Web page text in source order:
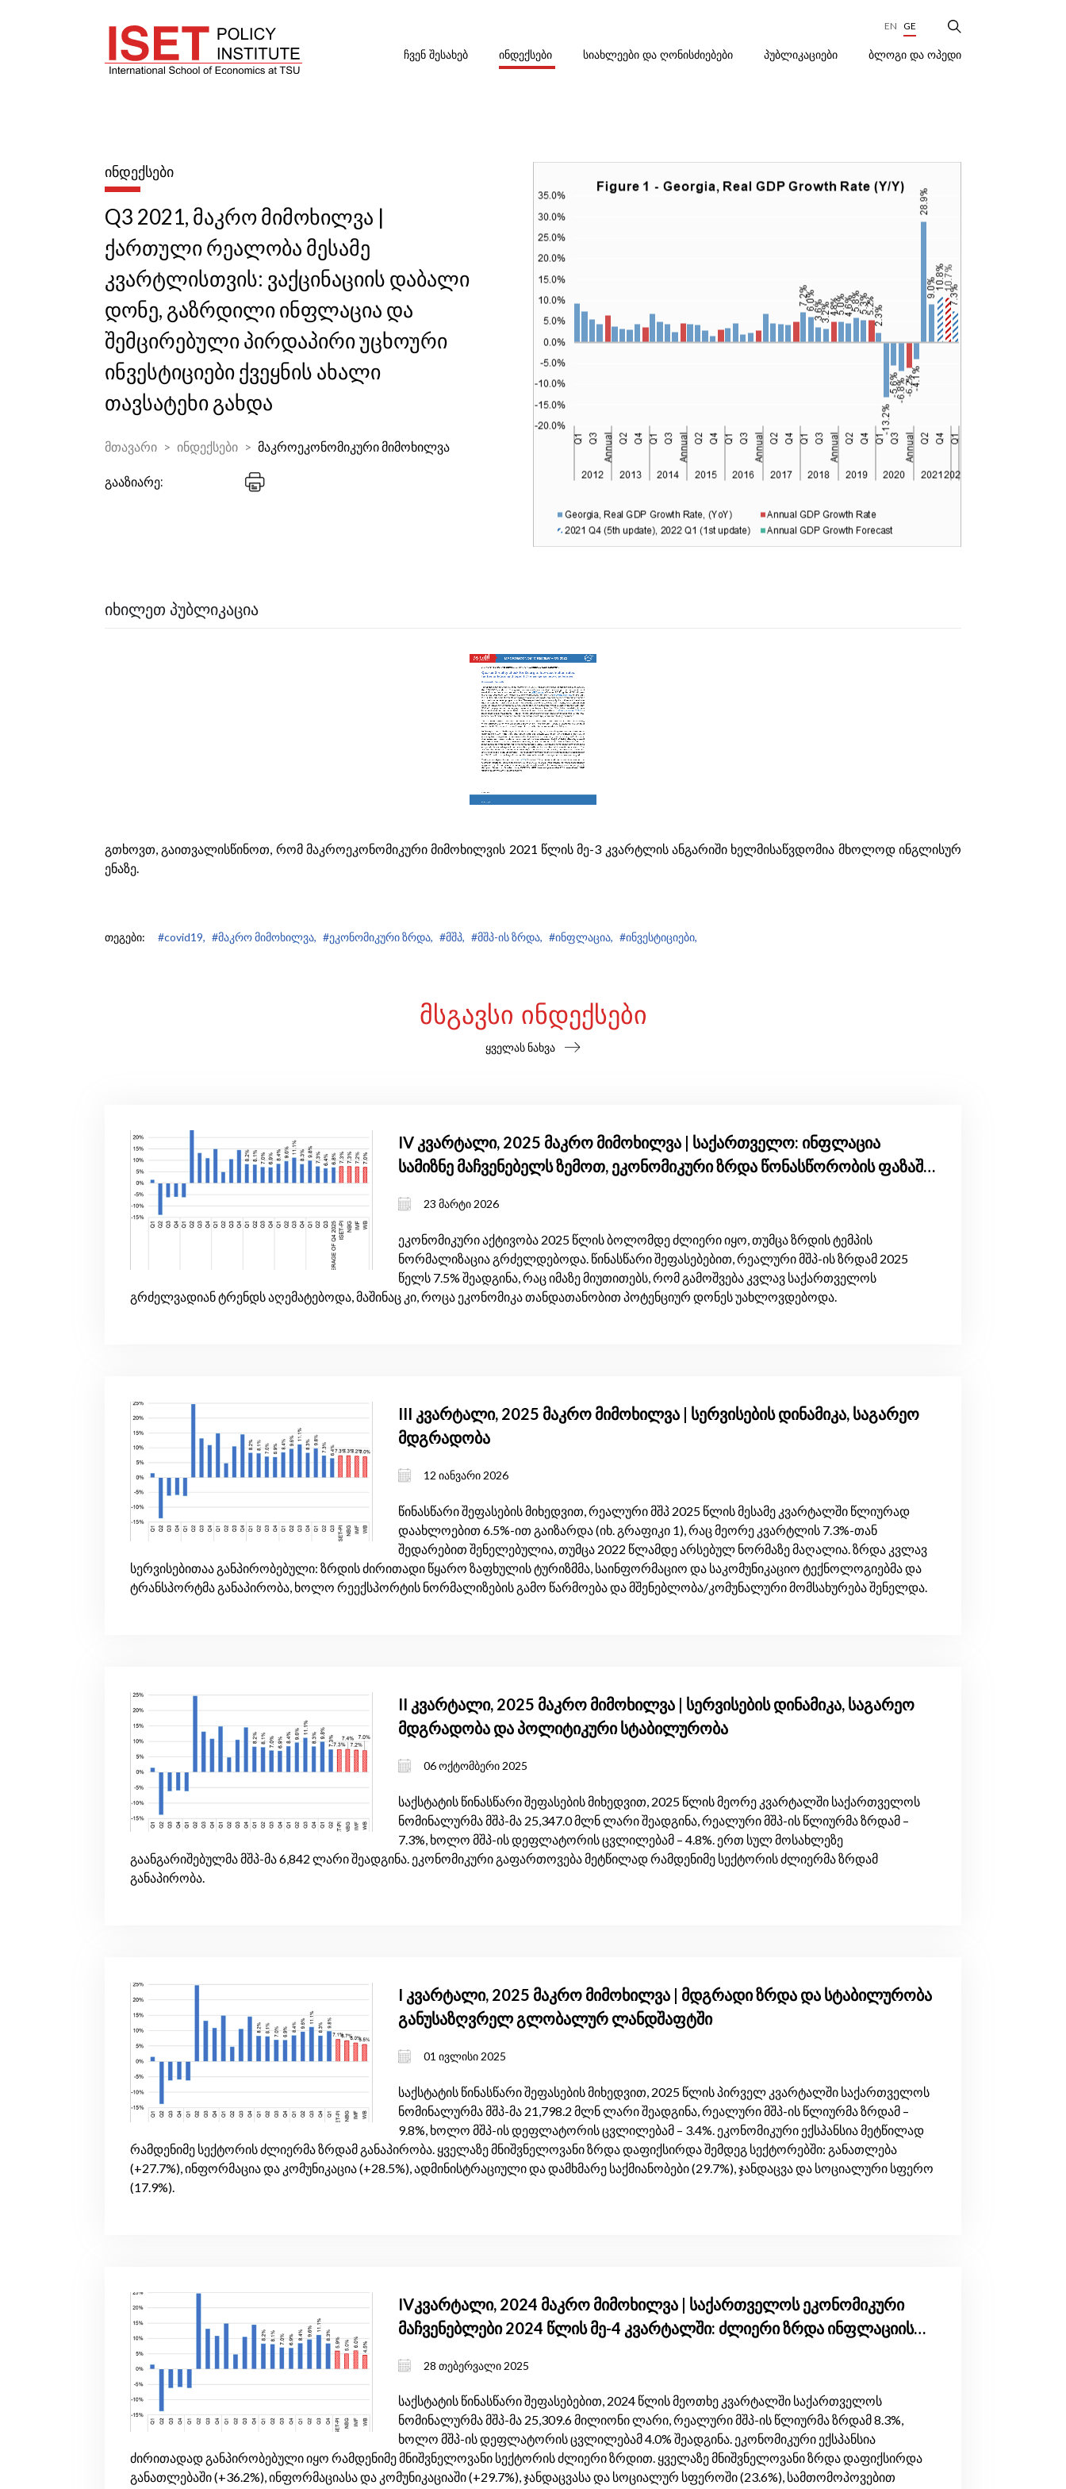
EN GE
ᲩᲕᲔᲜ ᲨᲔᲡᲐᲮᲔᲑ ᲘᲜᲓᲔᲥᲡᲔᲑᲘ ᲡᲘᲐᲮᲚᲔᲔᲑᲘ ᲓᲐ ᲦᲝᲜᲘᲡᲫᲘᲔᲑᲔᲑᲘ ᲞᲣᲑᲚᲘᲙᲐᲪᲘᲔᲑᲘ ᲑᲚᲝᲒᲘ ᲓᲐ ᲝᲞᲔᲓᲘ
ᲘᲜᲓᲔᲥᲡᲔᲑᲘ
Q3 2021, მაკრო მიმოხილვა |
ქართული რეალობა მესამე
კვარტლისთვის: ვაქცინაციის დაბალი
დონე, გაზრდილი ინფლაცია და
შემცირებული პირდაპირი უცხოური
ინვესტიციები ქვეყნის ახალი
თავსატეხი გახდა
მთავარი ინდექსები მაკროეკონომიკური მიმოხილვა
გააზიარე:
ᲘᲮᲘᲚᲔᲗ ᲞᲣᲑᲚᲘᲙᲐᲪᲘᲐ
გთხოვთ, გაითვალისწინოთ, რომ მაკროეკონომიკური მიმოხილვის 2021 წლის მე-3 კვარტლის ანგარიში ხელმისაწვდომია მხოლოდ ინგლისურ
ენაზე.
თეგები: #covid19, #მაკრო მიმოხილვა, #ეკონომიკური ზრდა, #მშპ, #მშპ-ის ზრდა, #ინფლაცია, #ინვესტიციები,
ᲛᲡᲒᲐᲕᲡᲘ ᲘᲜᲓᲔᲥᲡᲔᲑᲘ
ყველას ნახვა
IV კვარტალი, 2025 მაკრო მიმოხილვა | საქართველო: ინფლაცია
სამიზნე მაჩვენებელს ზემოთ, ეკონომიკური ზრდა წონასწორობის ფაზაში
23 მარტი 2026
ეკონომიკური აქტივობა 2025 წლის ბოლომდე ძლიერი იყო, თუმცა ზრდის ტემპის
ნორმალიზაცია გრძელდებოდა. წინასწარი შეფასებებით, რეალური მშპ-ის ზრდამ 2025
წელს 7.5% შეადგინა, რაც იმაზე მიუთითებს, რომ გამოშვება კვლავ საქართველოს
გრძელვადიან ტრენდს აღემატებოდა, მაშინაც კი, როცა ეკონომიკა თანდათანობით პოტენციურ დონეს უახლოვდებოდა.
III კვარტალი, 2025 მაკრო მიმოხილვა | სერვისების დინამიკა, საგარეო
მდგრადობა
12 იანვარი 2026
წინასწარი შეფასების მიხედვით, რეალური მშპ 2025 წლის მესამე კვარტალში წლიურად
დაახლოებით 6.5%-ით გაიზარდა (იხ. გრაფიკი 1), რაც მეორე კვარტლის 7.3%-თან
შედარებით შენელებულია, თუმცა 2022 წლამდე არსებულ ნორმაზე მაღალია. ზრდა კვლავ
სერვისებითაა განპირობებული: ზრდის ძირითადი წყარო ზაფხულის ტურიზმმა, საინფორმაციო და საკომუნიკაციო ტექნოლოგიებმა და
ტრანსპორტმა განაპირობა, ხოლო რეექსპორტის ნორმალიზების გამო წარმოება და მშენებლობა/კომუნალური მომსახურება შენელდა.
II კვარტალი, 2025 მაკრო მიმოხილვა | სერვისების დინამიკა, საგარეო
მდგრადობა და პოლიტიკური სტაბილურობა
06 ოქტომბერი 2025
საქსტატის წინასწარი შეფასების მიხედვით, 2025 წლის მეორე კვარტალში საქართველოს
ნომინალურმა მშპ-მა 25,347.0 მლნ ლარი შეადგინა, რეალური მშპ-ის წლიურმა ზრდამ –
7.3%, ხოლო მშპ-ის დეფლატორის ცვლილებამ – 4.8%. ერთ სულ მოსახლეზე
გაანგარიშებულმა მშპ-მა 6,842 ლარი შეადგინა. ეკონომიკური გაფართოვება მეტწილად რამდენიმე სექტორის ძლიერმა ზრდამ
განაპირობა.
I კვარტალი, 2025 მაკრო მიმოხილვა | მდგრადი ზრდა და სტაბილურობა
განუსაზღვრელ გლობალურ ლანდშაფტში
01 ივლისი 2025
საქსტატის წინასწარი შეფასების მიხედვით, 2025 წლის პირველ კვარტალში საქართველოს
ნომინალურმა მშპ-მა 21,798.2 მლნ ლარი შეადგინა, რეალური მშპ-ის წლიურმა ზრდამ –
9.8%, ხოლო მშპ-ის დეფლატორის ცვლილებამ – 3.4%. ეკონომიკური ექსპანსია მეტწილად
რამდენიმე სექტორის ძლიერმა ზრდამ განაპირობა. ყველაზე მნიშვნელოვანი ზრდა დაფიქსირდა შემდეგ სექტორებში: განათლება
(+27.7%), ინფორმაცია და კომუნიკაცია (+28.5%), ადმინისტრაციული და დამხმარე საქმიანობები (29.7%), ჯანდაცვა და სოციალური სფერო
(17.9%).
IVკვარტალი, 2024 მაკრო მიმოხილვა | საქართველოს ეკონომიკური
მაჩვენებლები 2024 წლის მე-4 კვარტალში: ძლიერი ზრდა ინფლაციის
28 თებერვალი 2025
საქსტატის წინასწარი შეფასებებით, 2024 წლის მეოთხე კვარტალში საქართველოს
ნომინალურმა მშპ-მა 25,309.6 მილიონი ლარი, რეალური მშპ-ის წლიურმა ზრდამ 8.3%,
ხოლო მშპ-ის დეფლატორის ცვლილებამ 4.0% შეადგინა. ეკონომიკური ექსპანსია
ძირითადად განპირობებული იყო რამდენიმე მნიშვნელოვანი სექტორის ძლიერი ზრდით. ყველაზე მნიშვნელოვანი ზრდა დაფიქსირდა
განათლებაში (+36.2%), ინფორმაციასა და კომუნიკაციაში (+29.7%), ჯანდაცვასა და სოციალურ სფეროში (23.6%), სამთომოპოვებით